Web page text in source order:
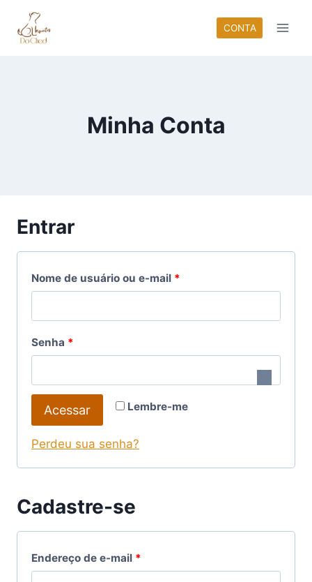
para
CONTA
Minha Conta
Entrar
Nome de usuário ou e-mail *
i
a
o
Senha *
r
i
g
a
ó
i
Lembre-me
Acessar
Perdeu sua senha?
Cadastre-se
Endereço de e-mail *